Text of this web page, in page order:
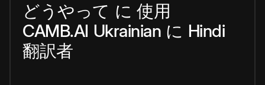
どうやって に 使用
CAMB.AI Ukrainian に Hindi
翻訳者